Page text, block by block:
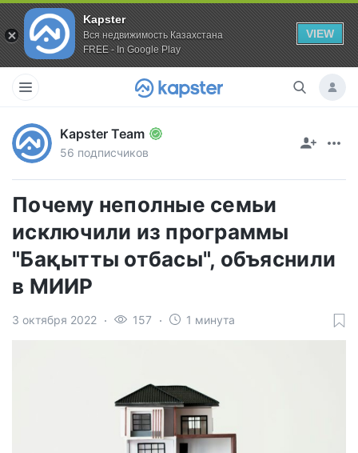
Kapster
Вся недвижимость Казахстана
FREE - In Google Play
VIEW
Kapster Team
56 подписчиков
Почему неполные семьи
исключили из программы
"Бақытты отбасы", объяснили
в МИИР
3 октября 2022 157 1 минута